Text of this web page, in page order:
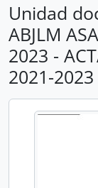
Unidad
ABJLM
2023 -
2021-2023